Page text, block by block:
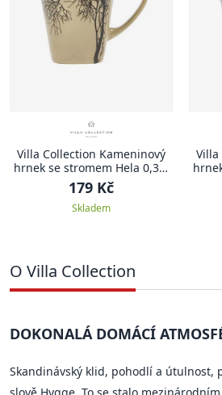
Villa Collection Kameninový
hrnek se stromem Hela 0,35l
Brown
179 Kč
Skladem
Villa
O Villa Collection
DOKONALÁ DOMÁCÍ
Skandinávský klid, pohodlí a útulnost,